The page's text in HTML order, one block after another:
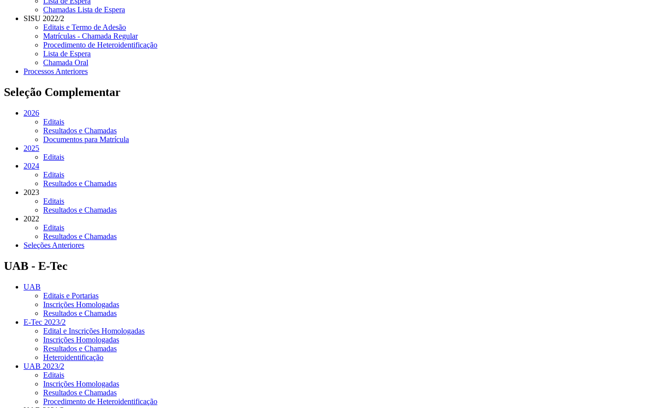
Chamadas Lista de Espera
SISU 2022/2
Editais e Termo de Adesão
Matrículas - Chamada Regular
Procedimento de Heteroidentificação
Lista de Espera
Chamada Oral
Processos Anteriores
Seleção Complementar
2026
Editais
Resultados e Chamadas
Documentos para Matrícula
2025
Editais
2024
Editais
Resultados e Chamadas
2023
Editais
Resultados e Chamadas
2022
Editais
Resultados e Chamadas
Seleções Anteriores
UAB - E-Tec
UAB
Editais e Portarias
Inscrições Homologadas
Resultados e Chamadas
E-Tec 2023/2
Edital e Inscrições Homologadas
Inscrições Homologadas
Resultados e Chamadas
Heteroidentificação
UAB 2023/2
Editais
Inscrições Homologadas
Resultados e Chamadas
Procedimento de Heteroidentificação